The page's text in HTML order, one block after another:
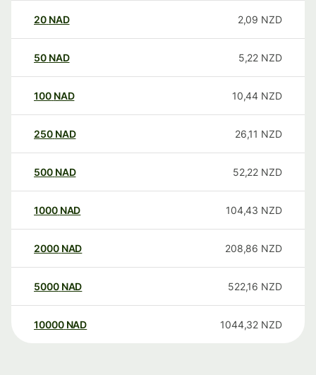
20 NAD 2,09 NZD
50 NAD 5,22 NZD
100 NAD 10,44 NZD
250 NAD 26,11 NZD
500 NAD 52,22 NZD
1000 NAD 104,43 NZD
2000 NAD 208,86 NZD
5000 NAD 522,16 NZD
10000 NAD 1044,32 NZD